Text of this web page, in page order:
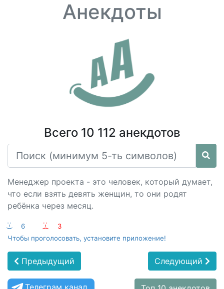
Анекдоты
Всего 10 112 анекдотов
Менеджер проекта - это человек, который думает,
что если взять девять женщин, то они родят
ребёнка через месяц.
:-) 6 :-(
3
Чтобы проголосовать, установите приложение!
Предыдущий Следующий
Телеграм канал